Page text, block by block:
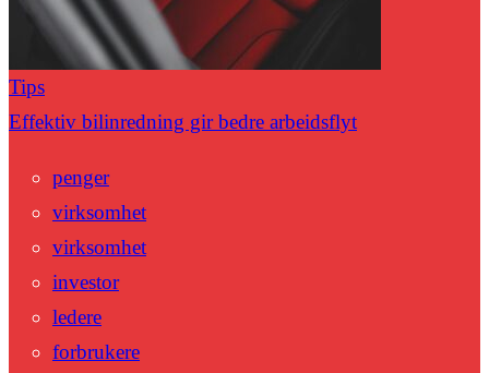
Tips
Effektiv bilinredning gir bedre arbeidsflyt
penger
virksomhet
virksomhet
investor
ledere
forbrukere